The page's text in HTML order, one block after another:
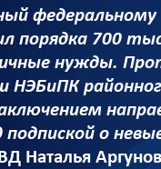
порядка 700
нужды.
НЭБиПК
о
Наталья